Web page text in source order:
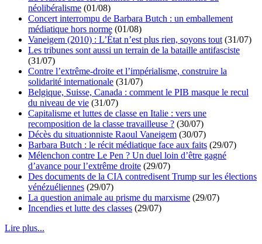
néolibéralisme (01/08)
Concert interrompu de Barbara Butch : un emballement
médiatique hors norme (01/08)
Vaneigem (2010) : L’État n’est plus rien, soyons tout (31/07)
Les tribunes sont aussi un terrain de la bataille antifasciste
(31/07)
Contre l’extrême-droite et l’impérialisme, construire la
solidarité internationale (31/07)
Belgique, Suisse, Canada : comment le PIB masque le recul
du niveau de vie (31/07)
Capitalisme et luttes de classe en Italie : vers une
recomposition de la classe travailleuse ? (30/07)
Décès du situationniste Raoul Vaneigem (30/07)
Barbara Butch : le récit médiatique face aux faits (29/07)
Mélenchon contre Le Pen ? Un duel loin d’être gagné
d’avance pour l’extrême droite (29/07)
Des documents de la CIA contredisent Trump sur les élections
vénézuéliennes (29/07)
La question animale au prisme du marxisme (29/07)
Incendies et lutte des classes (29/07)
Lire plus...